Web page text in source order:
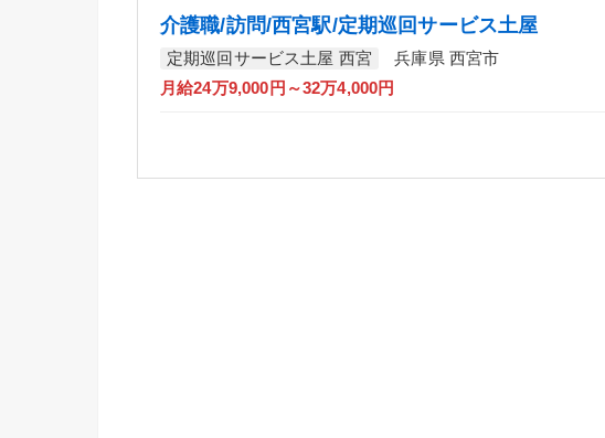
介護職/訪問/西宮駅/定期巡回サービス土屋
定期巡回サービス土屋 西宮
兵庫県 西宮市
月給24万9,000円～32万4,000円